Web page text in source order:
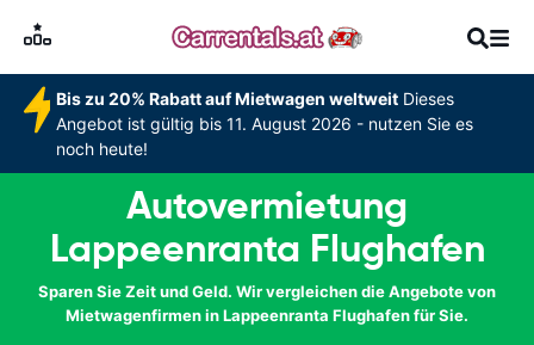
Bis zu 20% Rabatt auf Mietwagen weltweitDieses
Angebot ist gültig bis 11. August 2026 - nutzen Sie es
noch heute!
Autovermietung
Lappeenranta Flughafen
Sparen Sie Zeit und Geld. Wir vergleichen die Angebote von
Mietwagenfirmen in Lappeenranta Flughafen für Sie.